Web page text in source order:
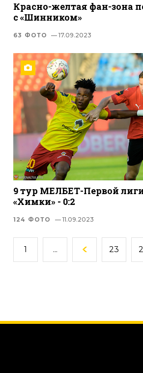
Красно-желтая фан-зона
с «Шинником»
63 ФОТО — 17.09.2023
9 тур МЕЛБЕТ-Первой
«Химки» - 0:2
124 ФОТО — 11.09.2023
1 ... 23